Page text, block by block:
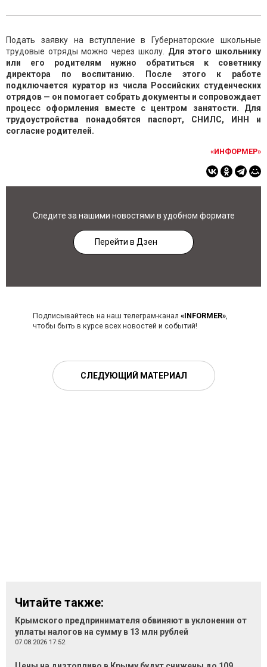
Подать заявку на вступление в Губернаторские школьные
трудовые отряды можно через школу. Для этого школьнику
или его родителям нужно обратиться к советнику
директора по воспитанию. После этого к работе
подключается куратор из числа Российских студенческих
отрядов — он помогает собрать документы и сопровождает
процесс оформления вместе с центром занятости. Для
трудоустройства понадобятся паспорт, СНИЛС, ИНН и
согласие родителей.
«ИНФОРМЕР»
Следите за нашими новостями в удобном формате
Перейти в Дзен
Подписывайтесь на наш телеграм-канал «INFORMER»,
чтобы быть в курсе всех новостей и событий!
СЛЕДУЮЩИЙ МАТЕРИАЛ
Читайте также:
Крымского предпринимателя обвиняют в уклонении от
уплаты налогов на сумму в 13 млн рублей
07.08.2026 17:52